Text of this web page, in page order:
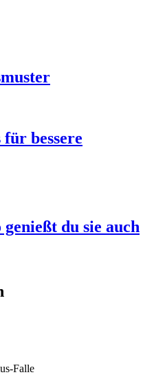
bessere
du sie auch